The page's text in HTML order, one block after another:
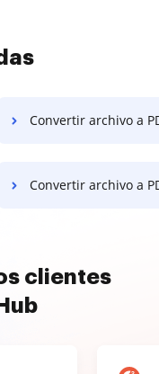
Convertir archivo a PDF en
Convertir archivo a PDF en la
clientes